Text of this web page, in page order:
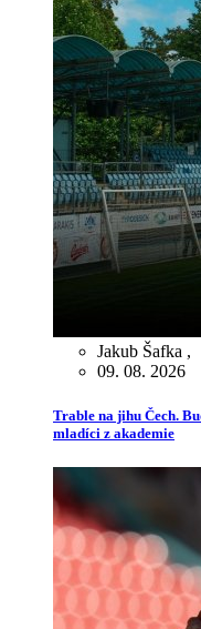
Jakub Šafka ,
09. 08. 2026
Trable na jihu Čech.
mladíci z akademie